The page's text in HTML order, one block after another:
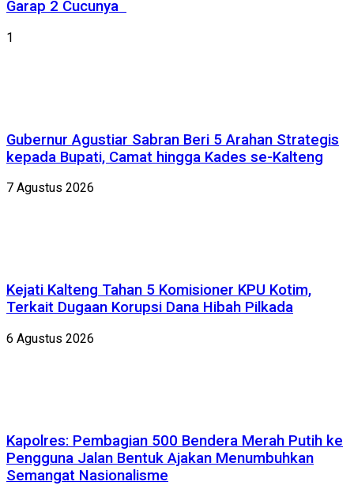
Garap 2 Cucunya
1
Gubernur Agustiar Sabran Beri 5 Arahan Strategis
kepada Bupati, Camat hingga Kades se-Kalteng
7 Agustus 2026
Kejati Kalteng Tahan 5 Komisioner KPU Kotim,
Terkait Dugaan Korupsi Dana Hibah Pilkada
6 Agustus 2026
Kapolres: Pembagian 500 Bendera Merah Putih ke
Pengguna Jalan Bentuk Ajakan Menumbuhkan
Semangat Nasionalisme